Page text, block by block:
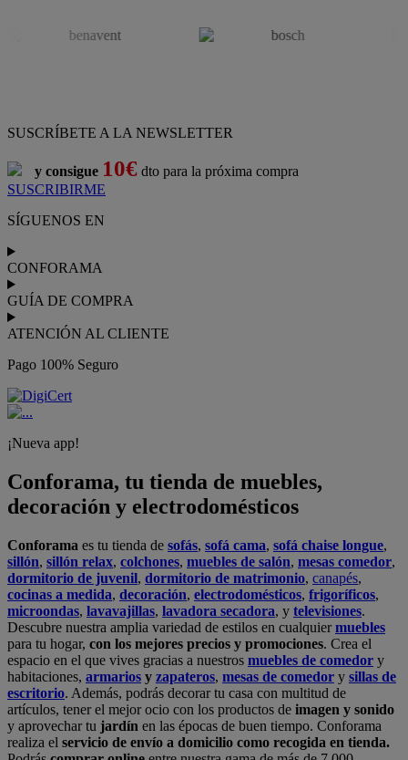
SUSCRÍBETE A LA NEWSLETTER
y consigue 10€ dto para la próxima compra
SUSCRIBIRME
SÍGUENOS EN
CONFORAMA
GUÍA DE COMPRA
ATENCIÓN AL CLIENTE
Pago 100% Seguro
¡Nueva app!
Conforama, tu tienda de muebles,
decoración y electrodomésticos
Conforama es tu tienda de sofás, sofá cama, sofá chaise longue,
sillón, sillón relax, colchones, muebles de salón, mesas comedor,
dormitorio de juvenil, dormitorio de matrimonio, canapés,
cocinas a medida, decoración, electrodomésticos, frigoríficos,
microondas, lavavajillas, lavadora secadora, y televisiones.
Descubre nuestra amplia variedad de estilos en cualquiermuebles
para tu hogar, con los mejores precios y promociones. Crea el
espacio en el que vives gracias a nuestros muebles de comedor y
habitaciones, armarios y zapateros, mesas de comedor y sillas de
escritorio. Además, podrás decorar tu casa con multitud de
artículos, tener el mejor ocio con los productos de imagen y sonido
y aprovechar tu jardín en las épocas de buen tiempo. Conforama
realiza el servicio de envío a domicilio como recogida en tienda.